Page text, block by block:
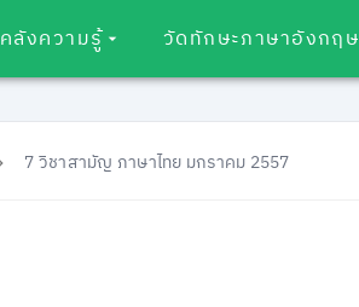
คลังความรู้ วัดทักษะภาษาอังกฤษ
7 วิชาสามัญ ภาษาไทย มกราคม 2557